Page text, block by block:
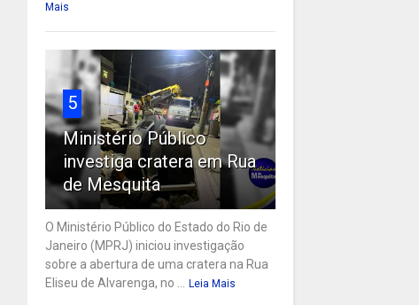
Mais
5
Ministério Público
investiga cratera em Rua
de Mesquita
O Ministério Público do Estado do Rio de
Janeiro (MPRJ) iniciou investigação
sobre a abertura de uma cratera na Rua
Eliseu de Alvarenga, no ... Leia Mais